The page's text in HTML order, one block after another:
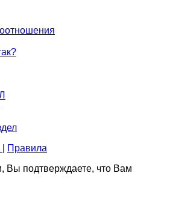
Правила
Вы подтверждаете, что Вам